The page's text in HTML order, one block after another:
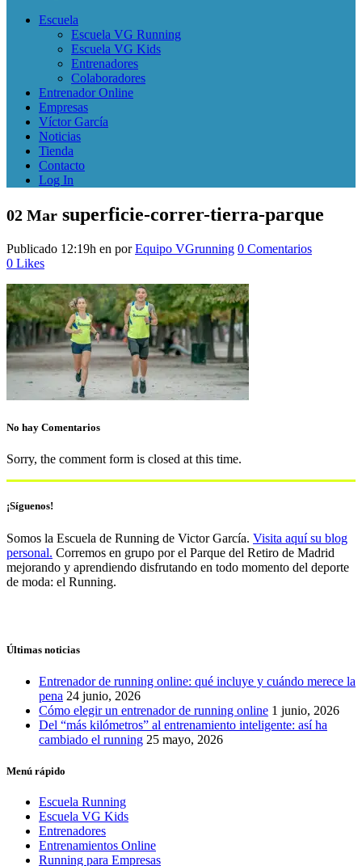
Escuela
Escuela VG Running
Escuela VG Kids
Entrenadores
Colaboradores
Entrenador Online
Empresas
Víctor García
Noticias
Tienda
Contacto
Log In
02 Mar superficie-correr-tierra-parque
Publicado 12:19h en porEquipo VGrunning 0 Comentarios
0 Likes
No hay Comentarios
Sorry, the comment form is closed at this time.
¡Síguenos!
Somos la Escuela de Running de Victor García. Visita aquí su blog
personal. Corremos en grupo por el Parque del Retiro de Madrid
mejorando y aprendiendo disfrutando en todo momento del deporte
de moda: el Running.
Últimas noticias
Entrenador de running online: qué incluye y cuándo merece la
pena 24 junio, 2026
Cómo elegir un entrenador de running online 1 junio, 2026
Del “más kilómetros” al entrenamiento inteligente: así ha
cambiado el running 25 mayo, 2026
Menú rápido
Escuela Running
Escuela VG Kids
Entrenadores
Entrenamientos Online
Running para Empresas